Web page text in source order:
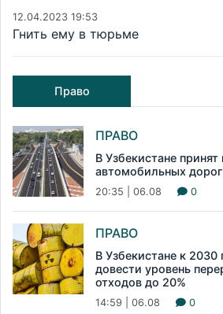
12.04.2023 19:53
Гнить ему в тюрьме
Право
ПРАВО
В Узбекистане
автомобильных
20:35 | 06.08 0
ПРАВО
В Узбекистане к 2030
довести уровень
отходов до 20%
14:59 | 06.08 0